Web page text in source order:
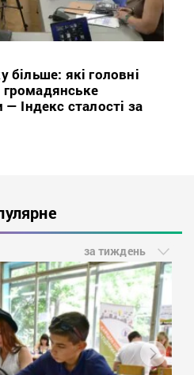
які головні
— Індекс сталості за
за тиждень